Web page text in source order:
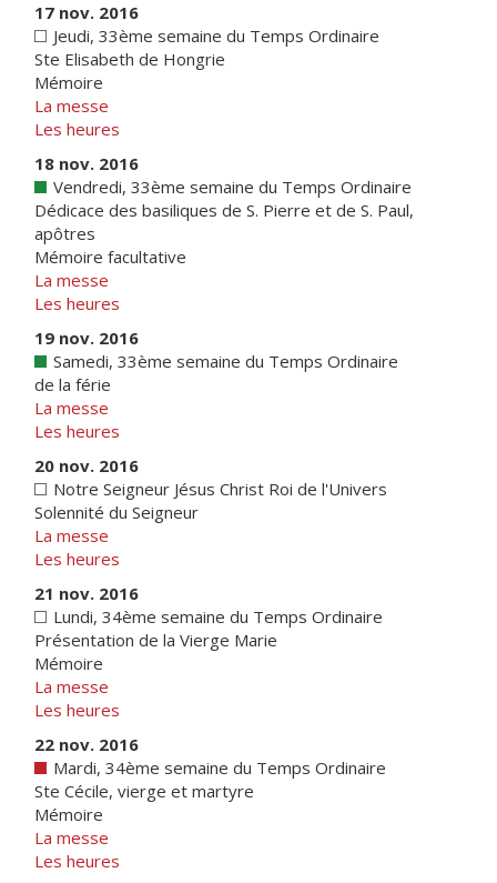
17 nov. 2016
Jeudi, 33ème semaine du Temps Ordinaire
Ste Elisabeth de Hongrie
Mémoire
La messe
Les heures
18 nov. 2016
Vendredi, 33ème semaine du Temps Ordinaire
Dédicace des basiliques de S. Pierre et de S. Paul,
apôtres
Mémoire facultative
La messe
Les heures
19 nov. 2016
Samedi, 33ème semaine du Temps Ordinaire
de la férie
La messe
Les heures
20 nov. 2016
Notre Seigneur Jésus Christ Roi de l'Univers
Solennité du Seigneur
La messe
Les heures
21 nov. 2016
Lundi, 34ème semaine du Temps Ordinaire
Présentation de la Vierge Marie
Mémoire
La messe
Les heures
22 nov. 2016
Mardi, 34ème semaine du Temps Ordinaire
Ste Cécile, vierge et martyre
Mémoire
La messe
Les heures